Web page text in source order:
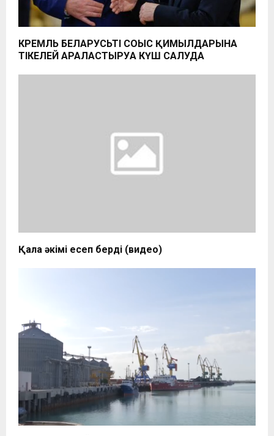
КРЕМЛЬ БЕЛАРУСЬТІ СОҒЫС ҚИМЫЛДАРЫНА
ТІКЕЛЕЙ АРАЛАСТЫРУҒА КҮШ САЛУДА
Қала әкімі есеп берді (видео)